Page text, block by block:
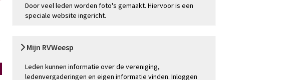
Door veel leden worden foto's gemaakt. Hiervoor is een
speciale website ingericht.
Mijn RVWeesp
Leden kunnen informatie over de vereniging,
ledenvergaderingen en eigen informatie vinden. Inloggen